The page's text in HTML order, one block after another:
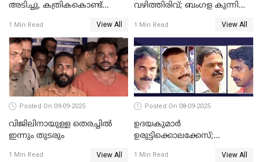
അടിച്ചു, കത്രികകൊണ്ട്
കൊലപ്പെടുത്തി; 5 പവൻ
സ്വർണ്ണവും ഒരു ലക്ഷം
രൂപയും കാണാതായി
1 Min Read View All
വഴിത്തിരിവ്; ബംഗള കുന്നിൽ
കണ്ടെത്തി
1 Min Read View All
Posted On 09-09-2025
വിജിലിനായുള്ള തെരച്ചിൽ
ഇന്നും തുടരും
1 Min Read View All
Posted On 08-09-2025
ഉദയകുമാര്‍
ഉരുട്ടിക്കൊലക്കേസ്;
സുപ്രീംകോടതിയിലേക്ക്
1 Min Read View All